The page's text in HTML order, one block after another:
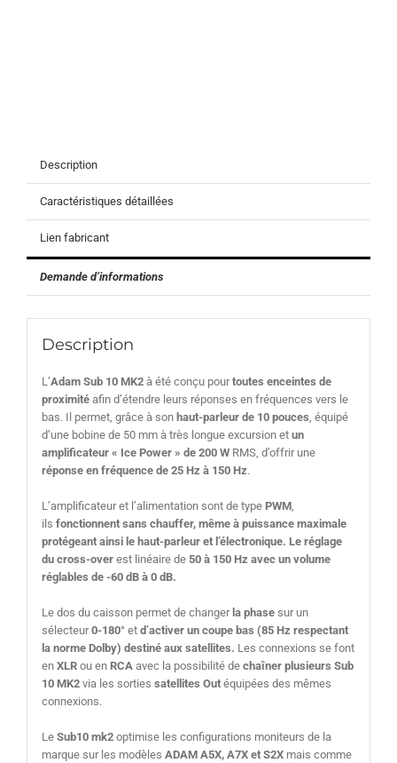
Description
Caractéristiques détaillées
Lien fabricant
Demande d’informations
Description
L’Adam Sub 10 MK2à été conçu pourtoutes enceintes de
proximité afin d’étendre leurs réponses en fréquences vers le
bas. Il permet, grâce à son haut-parleur de 10 pouces , équipé
d’une bobine de 50 mm à très longue excursion et un
amplificateur « Ice Power » de 200 WRMS, d’offrir une
réponse en fréquence de 25 Hz à 150 Hz.
L’amplificateur et l’alimentation sont de typePWM,
ils fonctionnent sans chauffer, même à puissance maximale
protégeant ainsi le haut-parleur et l’électronique. Le réglage
du cross-overest linéaire de50 à 150 Hz avec un volume
réglables de -60 dB à 0 dB.
Le dos du caisson permet de changer la phasesur un
sélecteur0-180° etd’activer un coupe bas (85 Hz respectant
la norme Dolby) destiné aux satellites. Les connexions se font
en XLRou en RCA avec la possibilité de chaîner plusieurs Sub
10 MK2 via les sorties satellites Outéquipées des mêmes
connexions.
Le Sub10 mk2optimise les configurations moniteurs de la
marque sur les modèles ADAM A5X, A7X et S2Xmais comme